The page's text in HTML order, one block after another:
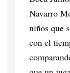
Navarro
niños que
con el